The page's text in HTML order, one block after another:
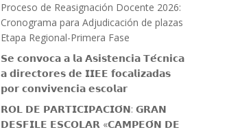
Proceso de Reasignación Docente 2026:
Cronograma para Adjudicación de plazas
Etapa Regional-Primera Fase
𝗦𝗲 𝗰𝗼𝗻𝘃𝗼𝗰𝗮 𝗮 𝗹𝗮 𝗔𝘀𝗶𝘀𝘁𝗲𝗻𝗰𝗶𝗮 𝗧𝗲́𝗰𝗻𝗶𝗰𝗮
𝗮 𝗱𝗶𝗿𝗲𝗰𝘁𝗼𝗿𝗲𝘀 𝗱𝗲 𝗜𝗜𝗘𝗘 𝗳𝗼𝗰𝗮𝗹𝗶𝘇𝗮𝗱𝗮𝘀
𝗽𝗼𝗿 𝗰𝗼𝗻𝘃𝗶𝘃𝗲𝗻𝗰𝗶𝗮 𝗲𝘀𝗰𝗼𝗹𝗮𝗿
𝗥𝗢𝗟 𝗗𝗘 𝗣𝗔𝗥𝗧𝗜𝗖𝗜𝗣𝗔𝗖𝗜𝗢́𝗡: 𝗚𝗥𝗔𝗡
𝗗𝗘𝗦𝗙𝗜𝗟𝗘 𝗘𝗦𝗖𝗢𝗟𝗔𝗥 «𝗖𝗔𝗠𝗣𝗘𝗢́𝗡 𝗗𝗘